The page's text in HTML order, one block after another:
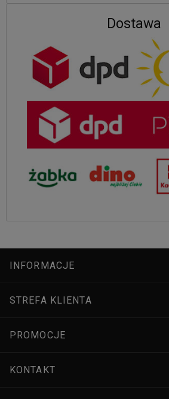
Dostawa
INFORMACJE
STREFA KLIENTA
PROMOCJE
KONTAKT